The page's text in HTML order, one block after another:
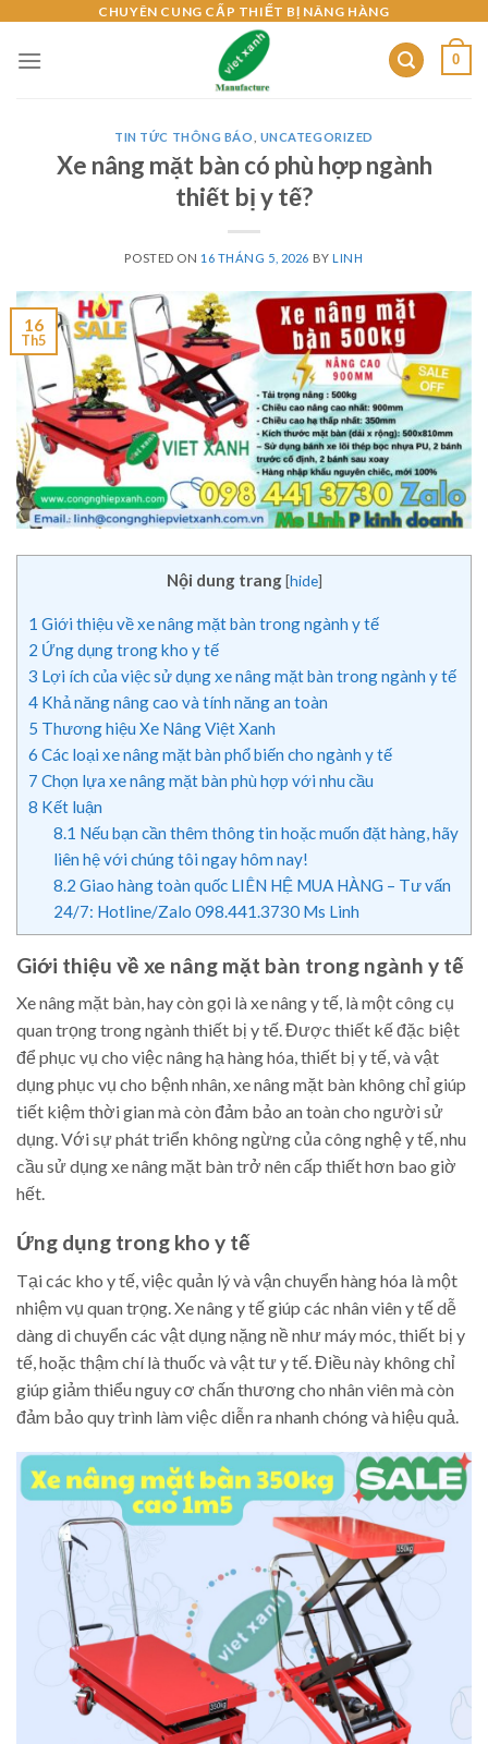
content
CHUYÊN CUNG CẤP THIẾT BỊ NÂNG HÀNG
0
TIN TỨC THÔNG BÁO UNCATEGORIZED
Xe nâng mặt bàn có phù hợp ngành
thiết bị y tế?
POSTED ON 16 THÁNG 5, 2026 BYLINH
16
Th5
Nội dung trang [hide]
1 Giới thiệu về xe nâng mặt bàn trong ngành y tế
2 Ứng dụng trong kho y tế
3 Lợi ích của việc sử dụng xe nâng mặt bàn trong ngành y tế
4 Khả năng nâng cao và tính năng an toàn
5 Thương hiệu Xe Nâng Việt Xanh
6 Các loại xe nâng mặt bàn phổ biến cho ngành y tế
7 Chọn lựa xe nâng mặt bàn phù hợp với nhu cầu
8 Kết luận
8.1 Nếu bạn cần thêm thông tin hoặc muốn đặt hàng, hãy
liên hệ với chúng tôi ngay hôm nay!
8.2 Giao hàng toàn quốc LIÊN HỆ MUA HÀNG – Tư vấn
24/7: Hotline/Zalo 098.441.3730 Ms Linh
Giới thiệu về xe nâng mặt bàn trong ngành y tế
Xe nâng mặt bàn, hay còn gọi là xe nâng y tế, là một công cụ
quan trọng trong ngành thiết bị y tế. Được thiết kế đặc biệt
để phục vụ cho việc nâng hạ hàng hóa, thiết bị y tế, và vật
dụng phục vụ cho bệnh nhân, xe nâng mặt bàn không chỉ giúp
tiết kiệm thời gian mà còn đảm bảo an toàn cho người sử
dụng. Với sự phát triển không ngừng của công nghệ y tế, nhu
cầu sử dụng xe nâng mặt bàn trở nên cấp thiết hơn bao giờ
hết.
Ứng dụng trong kho y tế
Tại các kho y tế, việc quản lý và vận chuyển hàng hóa là một
nhiệm vụ quan trọng. Xe nâng y tế giúp các nhân viên y tế dễ
dàng di chuyển các vật dụng nặng nề như máy móc, thiết bị y
tế, hoặc thậm chí là thuốc và vật tư y tế. Điều này không chỉ
giúp giảm thiểu nguy cơ chấn thương cho nhân viên mà còn
đảm bảo quy trình làm việc diễn ra nhanh chóng và hiệu quả.